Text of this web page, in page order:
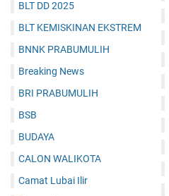
BLT DD 2025
BLT KEMISKINAN EKSTREM
BNNK PRABUMULIH
Breaking News
BRI PRABUMULIH
BSB
BUDAYA
CALON WALIKOTA
Camat Lubai Ilir